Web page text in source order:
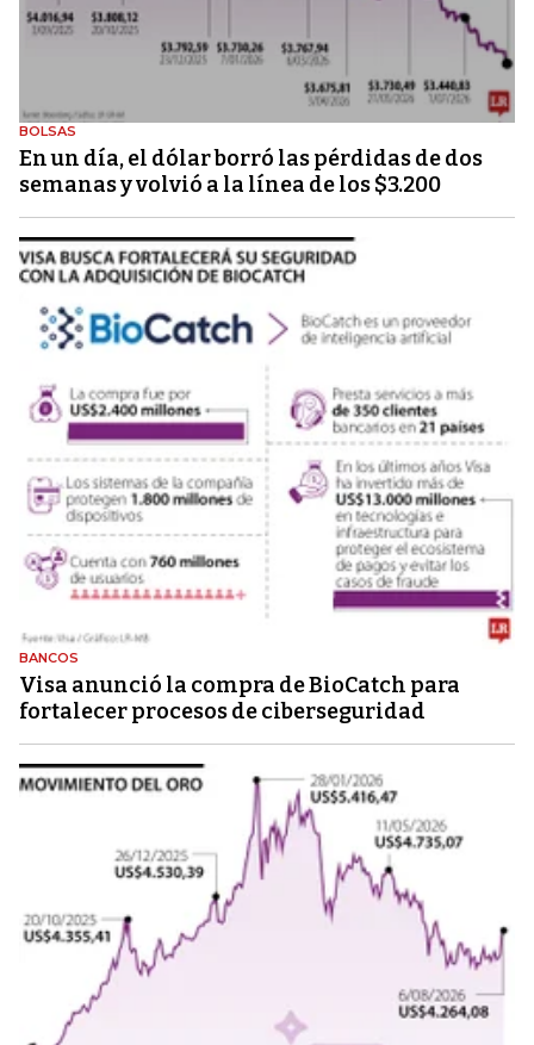
BOLSAS
En un día, el dólar borró las pérdidas de dos
semanas y volvió a la línea de los $3.200
BANCOS
Visa anunció la compra de BioCatch para
fortalecer procesos de ciberseguridad